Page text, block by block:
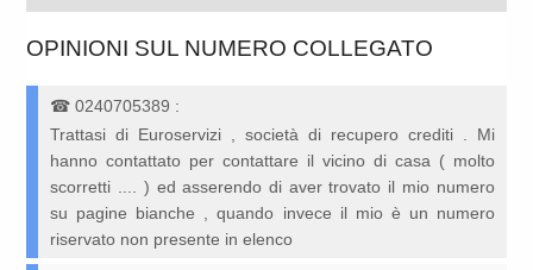
OPINIONI SUL NUMERO COLLEGATO
☎0240705389 :
Trattasi di Euroservizi , società di recupero crediti . Mi
hanno contattato per contattare il vicino di casa ( molto
scorretti .... ) ed asserendo di aver trovato il mio numero
su pagine bianche , quando invece il mio è un numero
riservato non presente in elenco